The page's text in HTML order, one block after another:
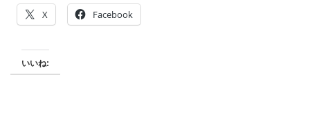
X Facebook
いいね: